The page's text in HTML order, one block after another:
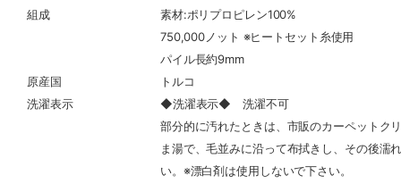
組成
素材:ポリプロピレン100%
750,000ノット ※ヒートセット糸使用
パイル長約9mm
原産国
トルコ
洗濯表示
◆洗濯表示◆ 洗濯不可
部分的に汚れたときは、市販のカーペットク
ま湯で、毛並みに沿って布拭きし、その後濡
い。※漂白剤は使用しないで下さい。